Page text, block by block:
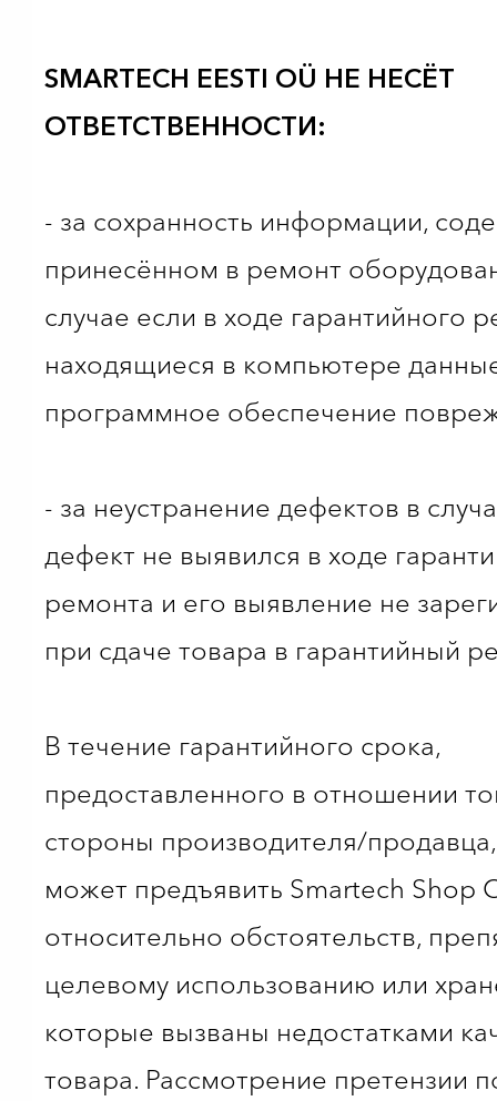
SMARTECH EESTI OÜ НЕ НЕСЁТ
ОТВЕТСТВЕННОСТИ:
- за сохранность информации,
принесённом в ремонт
случае если в ходе гарантийного
находящиеся в компьютере
программное обеспечение
- за неустранение дефектов в
дефект не выявился в ходе
ремонта и его выявление не
при сдаче товара в гарантийный
В течение гарантийного срока,
предоставленного в отношении
стороны производителя/
может предъявить Smartech Shop
относительно обстоятельств,
целевому использованию или
которые вызваны недостатками
товара. Рассмотрение претензии